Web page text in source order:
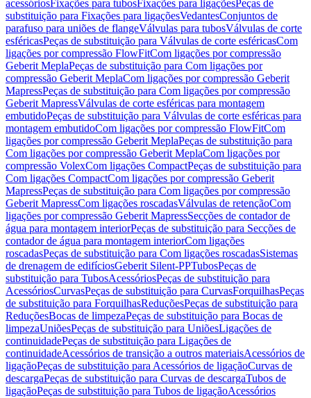
acessóriosFixações para tubosFixações para ligaçõesPeças de
substituição para Fixações para ligaçõesVedantesConjuntos de
parafuso para uniões de flangeVálvulas para tubosVálvulas de corte
esféricasPeças de substituição para Válvulas de corte esféricasCom
ligações por compressão FlowFitCom ligações por compressão
Geberit MeplaPeças de substituição para Com ligações por
compressão Geberit MeplaCom ligações por compressão Geberit
MapressPeças de substituição para Com ligações por compressão
Geberit MapressVálvulas de corte esféricas para montagem
embutidoPeças de substituição para Válvulas de corte esféricas para
montagem embutidoCom ligações por compressão FlowFitCom
ligações por compressão Geberit MeplaPeças de substituição para
Com ligações por compressão Geberit MeplaCom ligações por
compressão VolexCom ligações CompactPeças de substituição para
Com ligações CompactCom ligações por compressão Geberit
MapressPeças de substituição para Com ligações por compressão
Geberit MapressCom ligações roscadasVálvulas de retençãoCom
ligações por compressão Geberit MapressSecções de contador de
água para montagem interiorPeças de substituição para Secções de
contador de água para montagem interiorCom ligações
roscadasPeças de substituição para Com ligações roscadasSistemas
de drenagem de edifíciosGeberit Silent-PPTubosPeças de
substituição para TubosAcessóriosPeças de substituição para
AcessóriosCurvasPeças de substituição para CurvasForquilhasPeças
de substituição para ForquilhasReduçõesPeças de substituição para
ReduçõesBocas de limpezaPeças de substituição para Bocas de
limpezaUniõesPeças de substituição para UniõesLigações de
continuidadePeças de substituição para Ligações de
continuidadeAcessórios de transição a outros materiaisAcessórios de
ligaçãoPeças de substituição para Acessórios de ligaçãoCurvas de
descargaPeças de substituição para Curvas de descargaTubos de
ligaçãoPeças de substituição para Tubos de ligaçãoAcessórios